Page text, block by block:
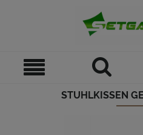
STUHLKISSEN